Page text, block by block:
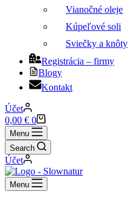
Vianočné oleje
Kúpeľové soli
Sviečky a knôty
Registrácia – firmy
Blogy
Kontakt
Účet
Nákupný
košík
0,00 € 0
Menu
Search
Účet
Menu